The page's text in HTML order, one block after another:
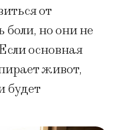
от
боли, но они не
основная
живот,
будет